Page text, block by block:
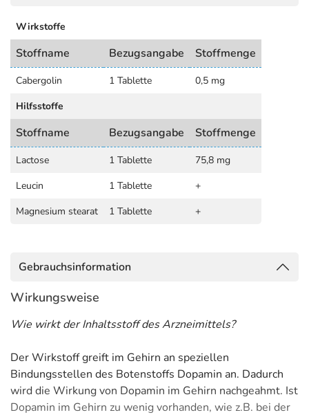
Wirkstoffe
Stoffname Bezugsangabe Stoffmenge
Cabergolin 1 Tablette
0,5 mg
Hilfsstoffe
Stoffname Bezugsangabe Stoffmenge
Lactose 1 Tablette
75,8 mg
Leucin
1 Tablette
+
Magnesium stearat
1 Tablette +
Gebrauchsinformation
Wirkungsweise
Wie wirkt der Inhaltsstoff des Arzneimittels?
Der Wirkstoff greift im Gehirn an speziellen
Bindungsstellen des Botenstoffs Dopamin an. Dadurch
wird die Wirkung von Dopamin im Gehirn nachgeahmt. Ist
Dopamin im Gehirn zu wenig vorhanden, wie z.B. bei der